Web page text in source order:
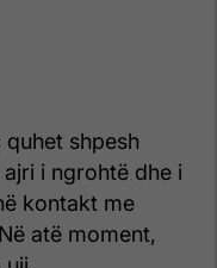
shpesh
i ngrohtë dhe i
kontakt me
atë moment,